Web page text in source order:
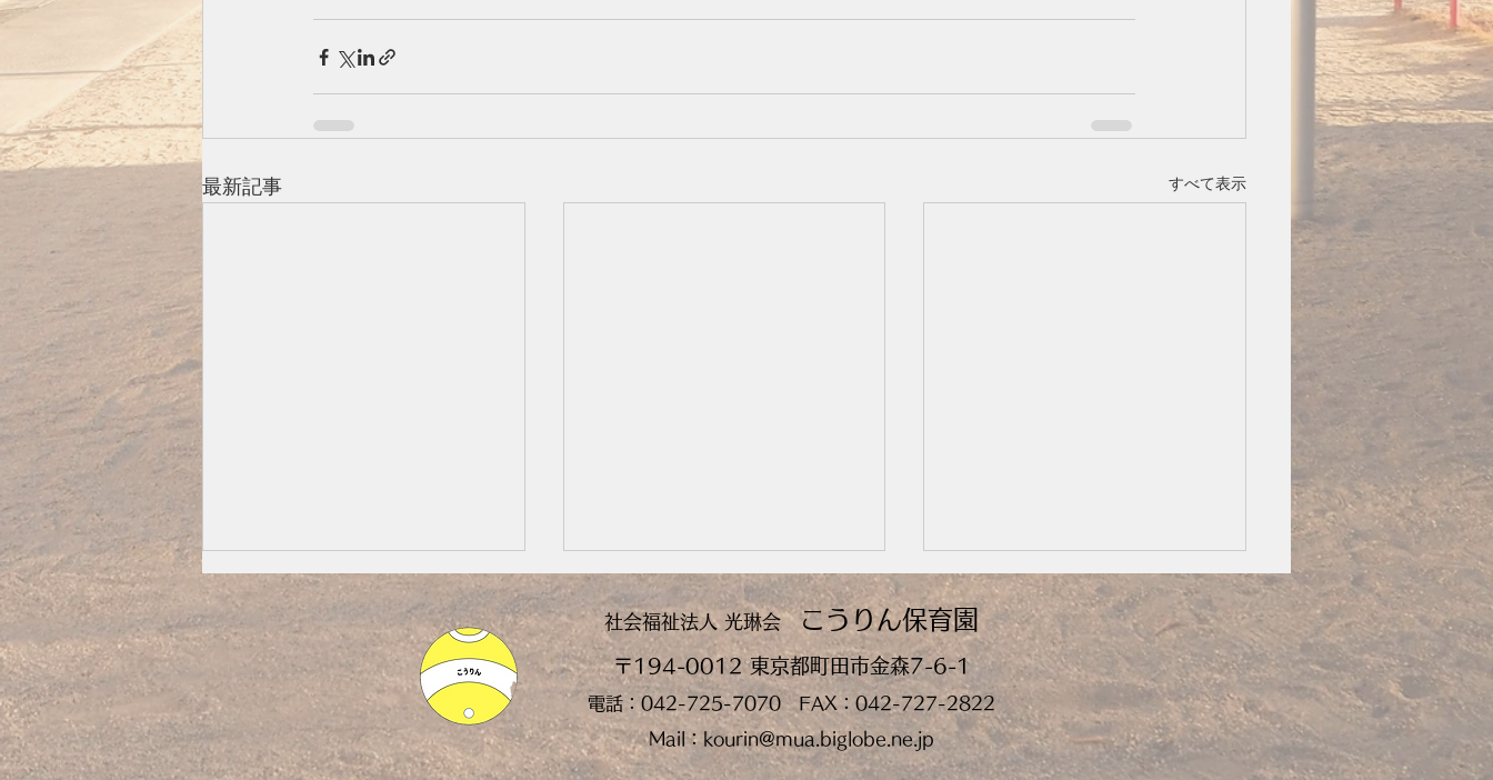
最新記事 すべて表示
大きなスイカができました🍉
夏祭りをしました🏮🎆 7月のお楽しみ給食💛
社会福祉法人 光琳会 こう りん保育園
〒194-0012 東京都町田市金森7-6-1
電話：042-725-7070 FAX：042-727-2822
Mail： kourin@mua.biglobe.ne.jp